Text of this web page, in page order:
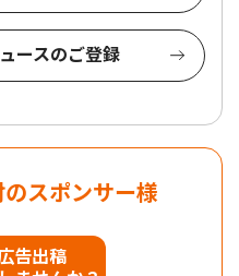
ースのご登録
スポンサー様
告出稿